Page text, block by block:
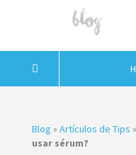
Blog » Artículos de Tips »
usar sérum?